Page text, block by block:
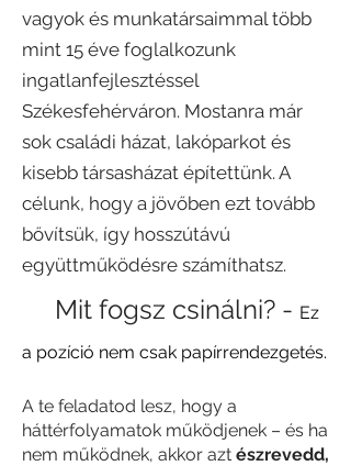
vagyok és munkatársaimmal több
mint 15 éve foglalkozunk
ingatlanfejlesztéssel
Székesfehérváron. Mostanra már
sok családi házat, lakóparkot és
kisebb társasházat építettünk. A
célunk, hogy a jövőben ezt tovább
bővítsük, így hosszútávú
együttműködésre számíthatsz.
Mit fogsz csinálni? - Ez
a pozíció nem csak papírrendezgetés.
A te feladatod lesz, hogy a
háttérfolyamatok működjenek – és ha
nem működnek, akkor azt észrevedd,